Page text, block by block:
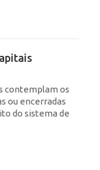
contemplam os
ou encerradas
do sistema de